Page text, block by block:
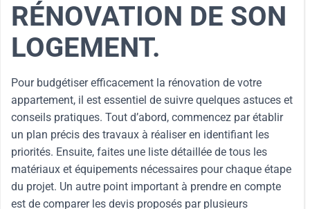
RÉNOVATION DE SON
LOGEMENT.
Pour budgétiser efficacement la rénovation de votre
appartement, il est essentiel de suivre quelques astuces et
conseils pratiques. Tout d’abord, commencez par établir
un plan précis des travaux à réaliser en identifiant les
priorités. Ensuite, faites une liste détaillée de tous les
matériaux et équipements nécessaires pour chaque étape
du projet. Un autre point important à prendre en compte
est de comparer les devis proposés par plusieurs